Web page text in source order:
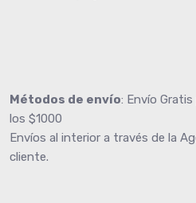
Métodos de envío: Envío
los $1000
Envíos al interior a través de la
cliente.